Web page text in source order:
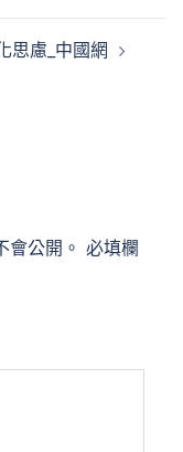
思慮_中國網
會公開。 必填欄